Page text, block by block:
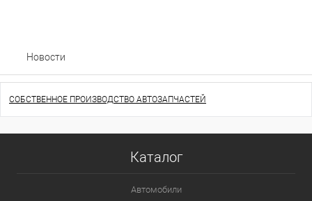
Новости
СОБСТВЕННОЕ ПРОИЗВОДСТВО АВТОЗАПЧАСТЕЙ
Каталог
Автомобили